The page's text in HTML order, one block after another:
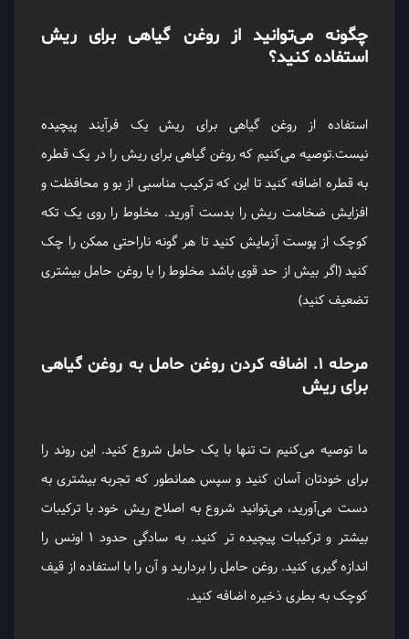
چگونه می‌توانید از روغن گیاهی برای ریش
استفاده کنید؟
استفاده از روغن گیاهی برای ریش یک فرآیند پیچیده
نیست.توصیه می‌کنیم که روغن گیاهی برای ریش را در یک قطره
به قطره اضافه کنید تا این که ترکیب مناسبی از بو و محافظت و
افزایش ضخامت ریش را بدست آورید. مخلوط را روی یک تکه
کوچک از پوست آزمایش کنید تا هر گونه ناراحتی ممکن را چک
کنید (اگر بیش از حد قوی باشد مخلوط را با روغن حامل بیشتری
تضعیف کنید)
مرحله ۱. اضافه کردن روغن حامل به روغن گیاهی
برای ریش
ما توصیه می‌کنیم ت تنها با یک حامل شروع کنید. این روند را
برای خودتان آسان کنید و سپس همانطور که تجربه بیشتری به
دست می‌آورید، می‌توانید شروع به اصلاح ریش خود با ترکیبات
بیشتر و ترکیبات پیچیده ‌تر کنید. به سادگی حدود ۱ اونس را
اندازه‌ گیری کنید. روغن حامل را بردارید و آن را با استفاده از قیف
کوچک به بطری ذخیره اضافه کنید.